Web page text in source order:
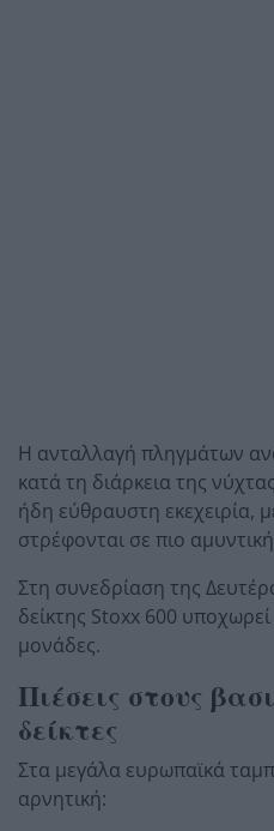
Η ανταλλαγή πληγμάτων
κατά τη διάρκεια της
ήδη εύθραυστη εκεχειρία,
στρέφονται σε πιο
Στη συνεδρίαση της
δείκτης Stoxx 600
μονάδες.
Πιέσεις στους
δείκτες
Στα μεγάλα ευρωπαϊκά
αρνητική: